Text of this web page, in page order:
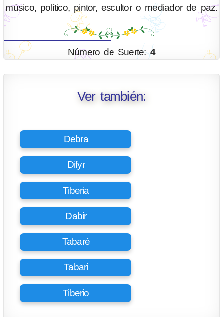
músico, político, pintor, escultor o mediador de paz.
Número de Suerte:4
Ver también:
Debra
Difyr
Tiberia
Dabir
Tabaré
Tabari
Tiberio